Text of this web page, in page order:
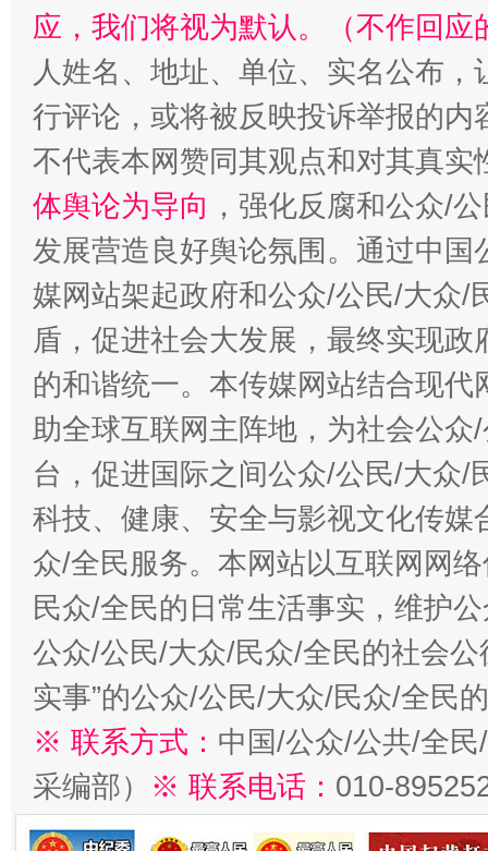
应，我们将视为默认。（不作回应
人姓名、地址、单位、实名公布
行评论，或将被反映投诉举报的
不代表本网赞同其观点和对其真实
体舆论为导向 ，强化反腐和公众/
发展营造良好舆论氛围。通过中
媒网站架起政府和公众/公民/大众/
盾，促进社会大发展，最终实现
的和谐统一。本传媒网站结合现
助全球互联网主阵地，为社会公
台，促进国际之间公众/公民/大众/
科技、健康、安全与影视文化传
众/全民服务。本网站以互联网网
民众/全民的日常生活事实，维护
公众/公民/大众/民众/全民的社会公
实事”的公众/公民/大众/民众/全民
※ 联系方式： 中国/公众/公共/全
采编部） ※ 联系电话： 010-